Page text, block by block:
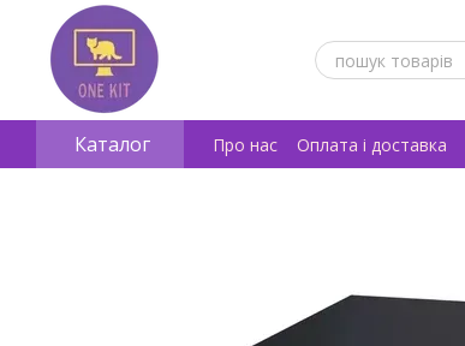
Перейти к основному контенту
Каталог Про нас Оплата і доставка
Відгуки про магазин